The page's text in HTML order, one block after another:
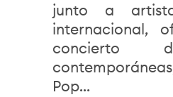
junto a
internacional,
concierto
Pop…